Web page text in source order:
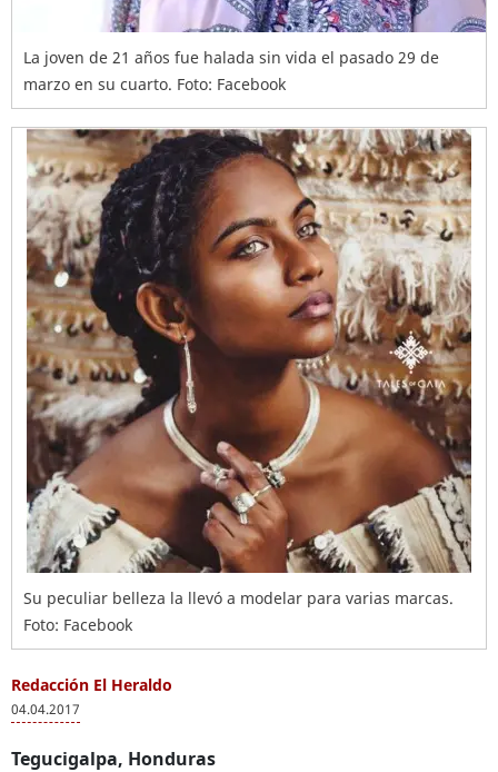
La joven de 21 años fue halada sin vida el pasado 29 de
marzo en su cuarto. Foto: Facebook
Su peculiar belleza la llevó a modelar para varias marcas.
Foto: Facebook
Redacción El Heraldo
04.04.2017
Tegucigalpa, Honduras